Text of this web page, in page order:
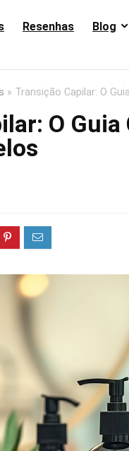
Resenhas Blog
» Transição Capilar: O
O